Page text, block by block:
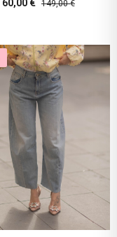
60,00 € 149,00 €